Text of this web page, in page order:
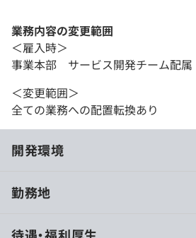
業務内容の変更範囲
＜雇入時＞
事業本部 サービス開発チーム配属
＜変更範囲＞
全ての業務への配置転換あり
開発環境
勤務地